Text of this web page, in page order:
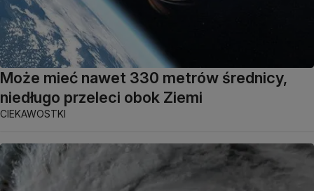
Może mieć nawet 330 metrów średnicy,
niedługo przeleci obok Ziemi
CIEKAWOSTKI